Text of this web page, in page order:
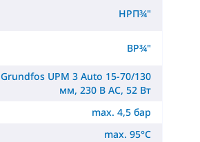
НРП¾"
ВР¾"
Grundfos UPM 3 Auto 15-70/130
мм, 230 В AC, 52 Вт
max. 4,5 бар
max. 95°C